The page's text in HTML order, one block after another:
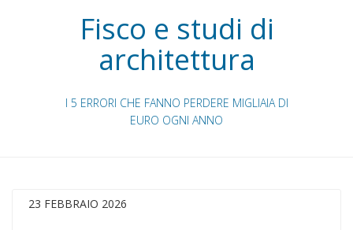
Fisco e studi di
architettura
I 5 ERRORI CHE FANNO PERDERE MIGLIAIA DI
EURO OGNI ANNO
23 FEBBRAIO 2026